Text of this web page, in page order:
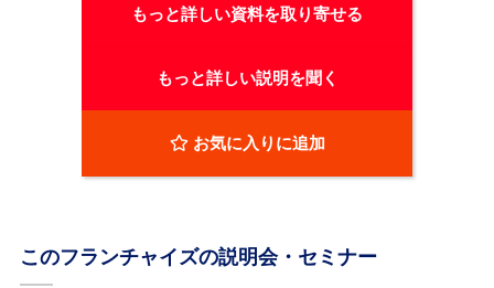
もっと詳しい資料を取り寄せる
もっと詳しい説明を聞く
お気に入りに追加
このフランチャイズの説明会・セミナー